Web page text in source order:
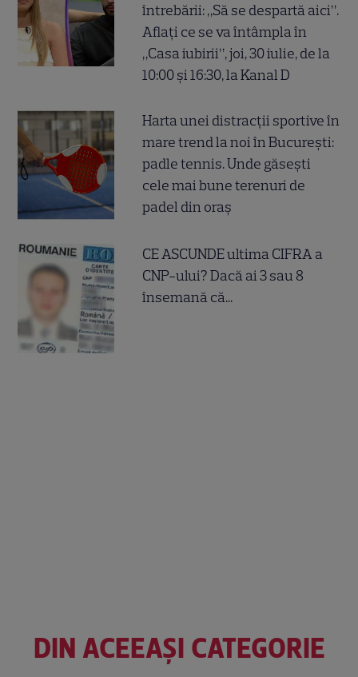
întrebării: „Să se despartă aici”.
Aflați ce se va întâmpla în
„Casa iubirii”, joi, 30 iulie, de la
10:00 și 16:30, la Kanal D
Harta unei distracții sportive în
mare trend la noi în București:
padle tennis. Unde găsești
cele mai bune terenuri de
padel din oraș
CE ASCUNDE ultima CIFRA a
CNP-ului? Dacă ai 3 sau 8
însemană că...
DIN ACEEAȘI CATEGORIE